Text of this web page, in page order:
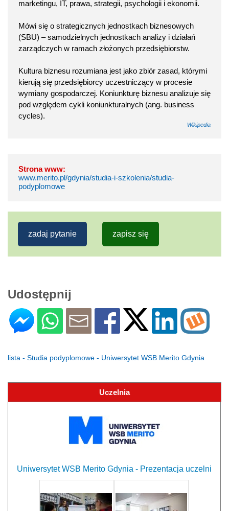
marketingu, IT, prawa, strategii, psychologii i ekonomii.
Mówi się o strategicznych jednostkach biznesowych
(SBU) – samodzielnych jednostkach analizy i działań
zarządczych w ramach złożonych przedsiębiorstw.
Kultura biznesu rozumiana jest jako zbiór zasad, którymi
kierują się przedsiębiorcy uczestniczący w procesie
wymiany gospodarczej. Koniunkturę biznesu analizuje się
pod względem cykli koniunkturalnych (ang. business
cycles).
Wikipedia
Strona www:
www.merito.pl/gdynia/studia-i-szkolenia/studia-
podyplomowe
zadaj pytanie zapisz się
Udostępnij
lista - Studia podyplomowe - Uniwersytet WSB Merito Gdynia
Uczelnia
Uniwersytet WSB Merito Gdynia - Prezentacja uczelni